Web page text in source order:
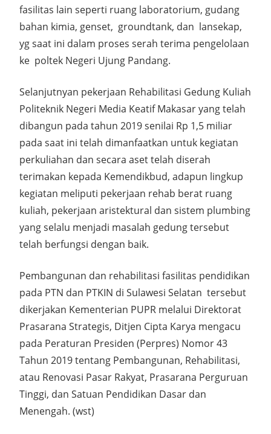
fasilitas lain seperti ruang laboratorium, gudang
bahan kimia, genset, groundtank, dan lansekap,
yg saat ini dalam proses serah terima pengelolaan
ke poltek Negeri Ujung Pandang.
Selanjutnyan pekerjaan Rehabilitasi Gedung Kuliah
Politeknik Negeri Media Keatif Makasar yang telah
dibangun pada tahun 2019 senilai Rp 1,5 miliar
pada saat ini telah dimanfaatkan untuk kegiatan
perkuliahan dan secara aset telah diserah
terimakan kepada Kemendikbud, adapun lingkup
kegiatan meliputi pekerjaan rehab berat ruang
kuliah, pekerjaan aristektural dan sistem plumbing
yang selalu menjadi masalah gedung tersebut
telah berfungsi dengan baik.
Pembangunan dan rehabilitasi fasilitas pendidikan
pada PTN dan PTKIN di Sulawesi Selatan tersebut
dikerjakan Kementerian PUPR melalui Direktorat
Prasarana Strategis, Ditjen Cipta Karya mengacu
pada Peraturan Presiden (Perpres) Nomor 43
Tahun 2019 tentang Pembangunan, Rehabilitasi,
atau Renovasi Pasar Rakyat, Prasarana Perguruan
Tinggi, dan Satuan Pendidikan Dasar dan
Menengah. (wst)